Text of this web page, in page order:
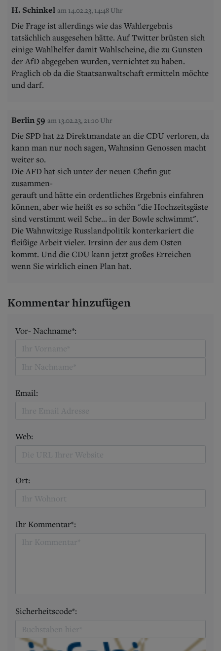
H. Schinkel am 14.02.23, 14:48 Uhr
Die Frage ist allerdings wie das Wahlergebnis
tatsächlich ausgesehen hätte. Auf Twitter brüsten sich
einige Wahlhelfer damit Wahlscheine, die zu Gunsten
der AfD abgegeben wurden, vernichtet zu haben.
Fraglich ob da die Staatsanwaltschaft ermitteln möchte
und darf.
Berlin 59 am 13.02.23, 21:10 Uhr
Die SPD hat 22 Direktmandate an die CDU verloren, da
kann man nur noch sagen, Wahnsinn Genossen macht
weiter so.
Die AFD hat sich unter der neuen Chefin gut
zusammen-
gerauft und hätte ein ordentliches Ergebnis einfahren
können, aber wie heißt es so schön "die Hochzeitsgäste
sind verstimmt weil Sche... in der Bowle schwimmt".
Die Wahnwitzige Russlandpolitik konterkariert die
fleißige Arbeit vieler. Irrsinn der aus dem Osten
kommt. Und die CDU kann jetzt großes Erreichen
wenn Sie wirklich einen Plan hat.
Kommentar hinzufügen
Vor- Nachname*:
Email:
Web:
Ort:
Ihr Kommentar*:
Sicherheitscode*: